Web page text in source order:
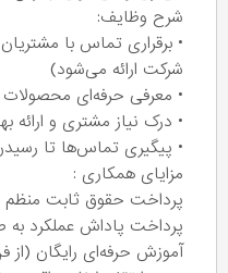
شرح وظایف:
• برقراری تماس با
شرکت ارائه می‌شود)
• معرفی حرفه‌ای
• درک نیاز مشتری و ارائه
• پیگیری تماس‌ها تا
مزایای همکاری :
پرداخت حقوق ثابت
پرداخت پاداش عملکرد به
آموزش حرفه‌ای رایگان (از